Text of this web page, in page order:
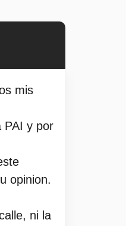
mis
PAI y por
opinion.
ni la